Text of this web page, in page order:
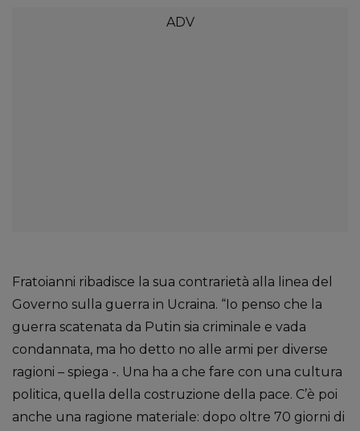
Fratoianni ribadisce la sua contrarietà alla linea del
Governo sulla guerra in Ucraina. “Io penso che la
guerra scatenata da Putin sia criminale e vada
condannata, ma ho detto no alle armi per diverse
ragioni – spiega -. Una ha a che fare con una cultura
politica, quella della costruzione della pace. C’è poi
anche una ragione materiale: dopo oltre 70 giorni di